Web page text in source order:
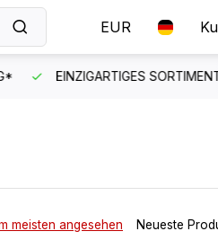
EUR
SCHNELLER KUNDENSERVICE
meisten angesehen Neueste